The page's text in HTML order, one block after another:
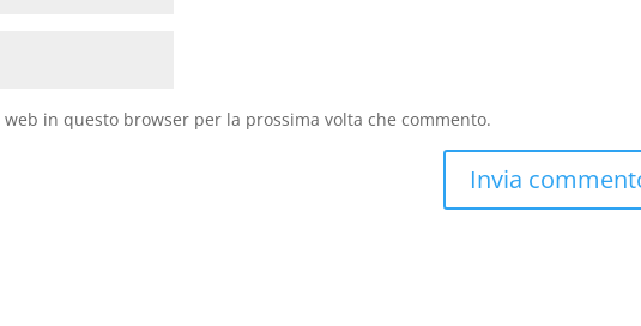
in questo browser per la prossima volta che commento.